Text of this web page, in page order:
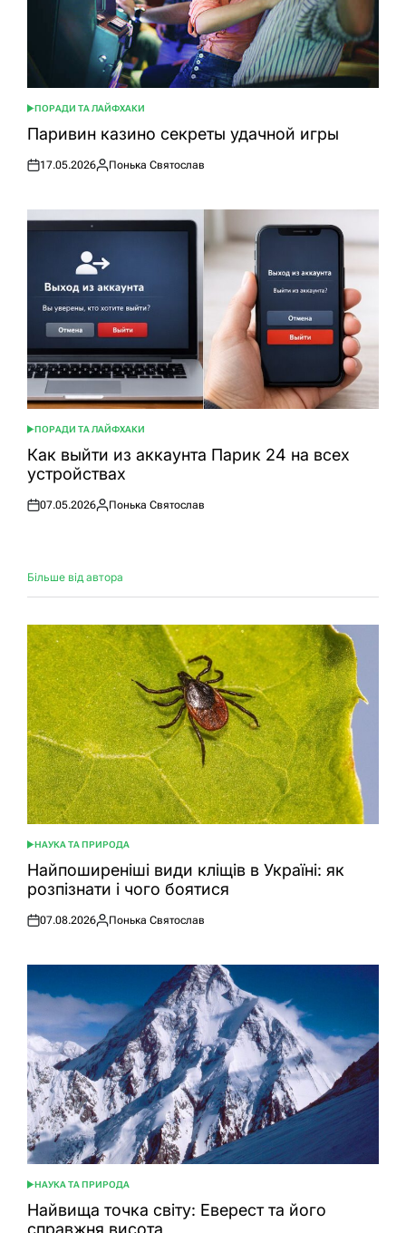
ОПУБЛІКУВАТИ
У
ПОРАДИ ТА ЛАЙФХАКИ
Паривин казино секреты удачной игры
Оприлюднено
17.05.2026
Опубліковано
Понька Святослав
ОПУБЛІКУВАТИ
У
ПОРАДИ ТА ЛАЙФХАКИ
Как выйти из аккаунта Парик 24 на всех
устройствах
Оприлюднено
07.05.2026
Опубліковано
Понька Святослав
Більше від автора
ОПУБЛІКУВАТИ
У
НАУКА ТА ПРИРОДА
Найпоширеніші види кліщів в Україні: як
розпізнати і чого боятися
Оприлюднено
07.08.2026
Опубліковано
Понька Святослав
ОПУБЛІКУВАТИ
У
НАУКА ТА ПРИРОДА
Найвища точка світу: Еверест та його
справжня висота